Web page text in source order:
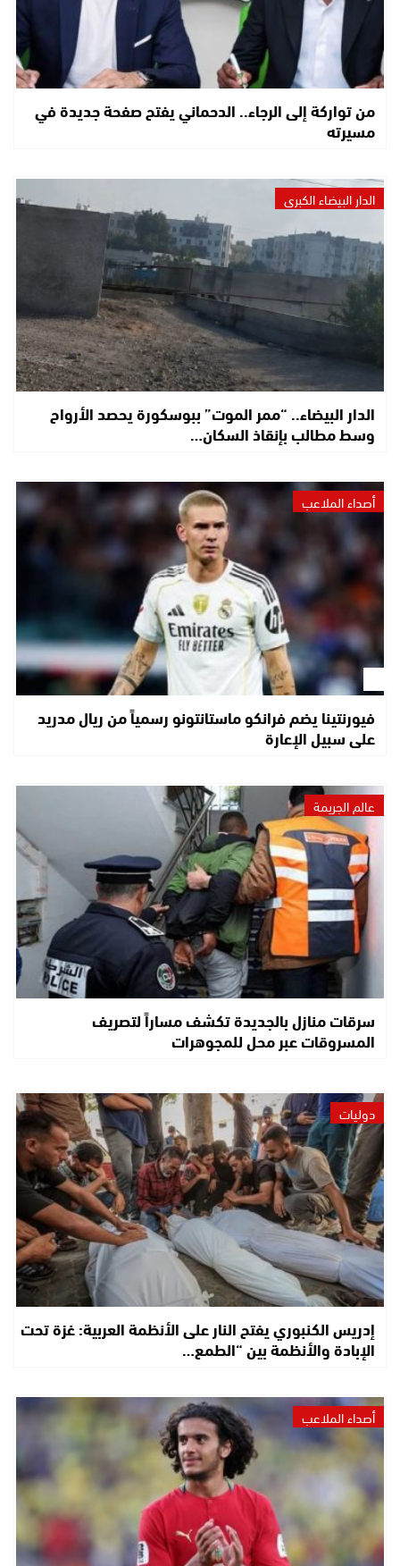
من تواركة إلى الرجاء.. الدحماني يفتح صفحة جديدة في
مسيرته
الدار البيضاء الكبرى
الدار البيضاء.. “ممر الموت” ببوسكورة يحصد الأرواح
وسط مطالب بإنقاذ السكان…
أصداء الملاعب
فيورنتينا يضم فرانكو ماستانتونو رسمياً من ريال مدريد
على سبيل الإعارة
عالم الجريمة
سرقات منازل بالجديدة تكشف مساراً لتصريف
المسروقات عبر محل للمجوهرات
دوليات
إدريس الكنبوري يفتح النار على الأنظمة العربية: غزة تحت
الإبادة والأنظمة بين “الطمع…
أصداء الملاعب